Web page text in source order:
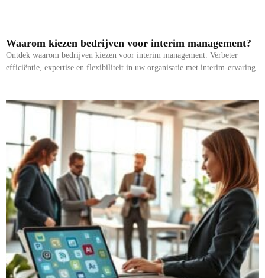
Waarom kiezen bedrijven voor interim management?
Ontdek waarom bedrijven kiezen voor interim management. Verbeter
efficiëntie, expertise en flexibiliteit in uw organisatie met interim-ervaring.